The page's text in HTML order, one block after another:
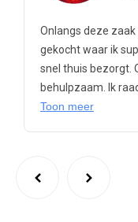
Onlangs deze
gekocht waar ik
snel thuis bezorgt.
behulpzaam. Ik
Toon meer